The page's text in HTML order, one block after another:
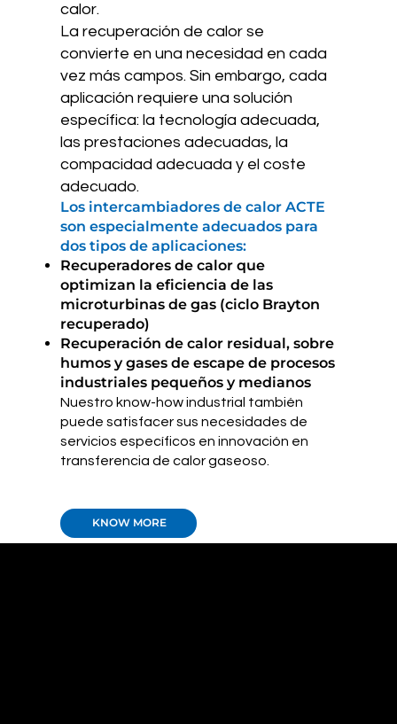
calor.
La recuperación de calor se
convierte en una necesidad en cada
vez más campos. Sin embargo, cada
aplicación requiere una solución
específica: la tecnología adecuada,
las prestaciones adecuadas, la
compacidad adecuada y el coste
adecuado.
Los intercambiadores de calor ACTE
son especialmente adecuados para
dos tipos de aplicaciones:
Recuperadores de calor que
optimizan la eficiencia de las
microturbinas de gas (ciclo Brayton
recuperado)
Recuperación de calor residual, sobre
humos y gases de escape de procesos
industriales pequeños y medianos
Nuestro know-how industrial también
puede satisfacer sus necesidades de
servicios específicos en innovación en
transferencia de calor gaseoso.
KNOW MORE